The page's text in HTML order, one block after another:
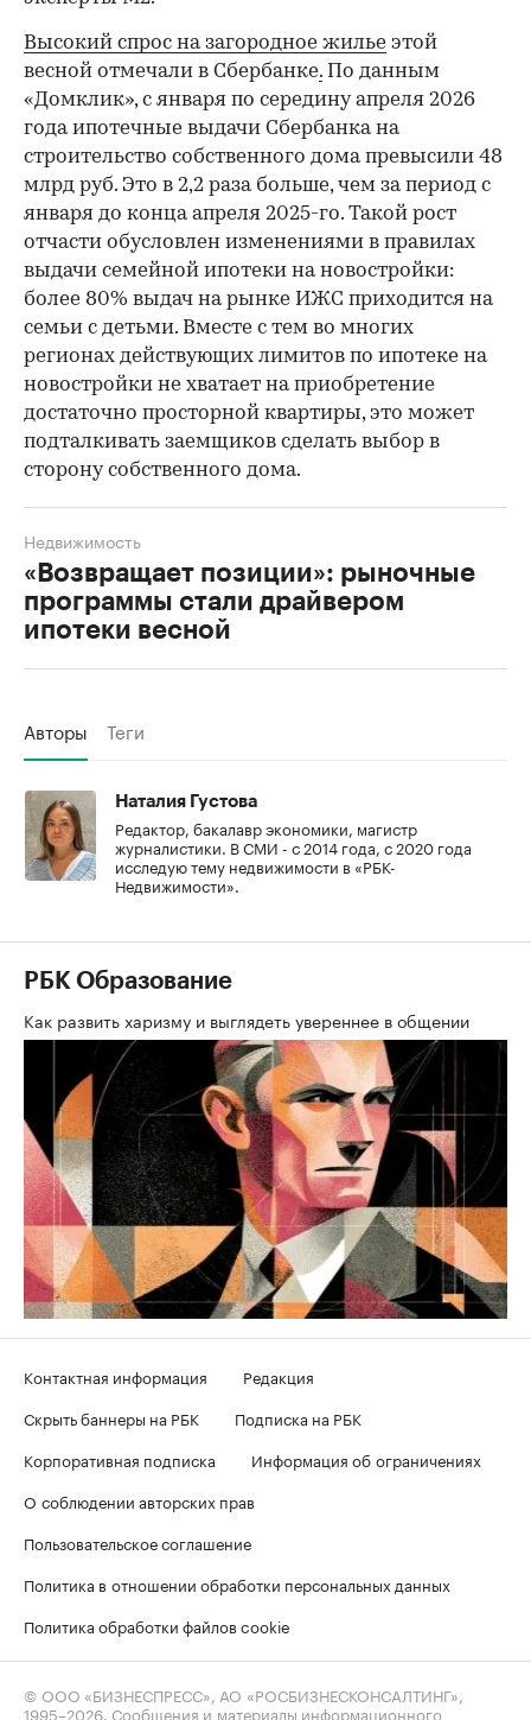
Высокий спрос на загородное жилье этой
весной отмечали в Сбербанке. По данным
«Домклик», с января по середину апреля 2026
года ипотечные выдачи Сбербанка на
строительство собственного дома превысили 48
млрд руб. Это в 2,2 раза больше, чем за период с
января до конца апреля 2025-го. Такой рост
отчасти обусловлен изменениями в правилах
выдачи семейной ипотеки на новостройки:
более 80% выдач на рынке ИЖС приходится на
семьи с детьми. Вместе с тем во многих
регионах действующих лимитов по ипотеке на
новостройки не хватает на приобретение
достаточно просторной квартиры, это может
подталкивать заемщиков сделать выбор в
сторону собственного дома.
«Возвращает позиции»: рыночные
программы стали драйвером
ипотеки весной
Недвижимость
Авторы Теги
Наталия Густова
Редактор, бакалавр экономики, магистр
журналистики. В СМИ - с 2014 года, с 2020 года
исследую тему недвижимости в «РБК-
Недвижимости».
РБК Образование
Как развить харизму и выглядеть увереннее в общении
Контактная информация
Редакция
Скрыть баннеры на РБК
Подписка на РБК
Корпоративная подписка
Информация об ограничениях
О соблюдении авторских прав
Пользовательское соглашение
Политика в отношении обработки персональных данных
Политика обработки файлов cookie
© ООО «БИЗНЕСПРЕСС», АО «РОСБИЗНЕСКОНСАЛТИНГ»,
1995–2026 . Сообщения и материалы информационного